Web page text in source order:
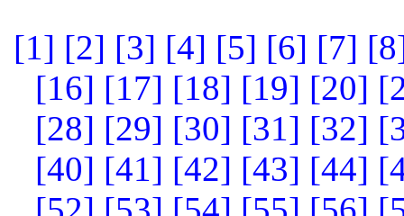
[1] [2] [3] [4] [5] [6] [7]
[16] [17] [18] [19] [20]
[28] [29] [30] [31] [32]
[40] [41] [42] [43] [44]